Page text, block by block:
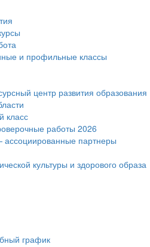
и профильные классы
центр развития образования
класс
работы 2026
партнеры
культуры и здорового образа
график